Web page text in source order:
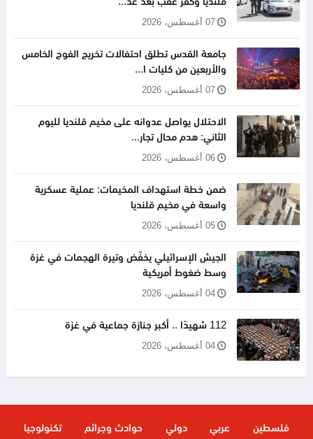
قلنديا وكفر عقب بعد عد...
07 أغسطس، 2026
جامعة القدس تطلق احتفالات تخريج الفوج الخامس
والأربعين من كليات ا...
07 أغسطس، 2026
الاحتلال يواصل عدوانه على مخيم قلنديا لليوم
الثاني: هدم محال تجار...
06 أغسطس، 2026
ضمن خطة استهداف المخيمات: عملية عسكرية
واسعة في مخيم قلنديا
05 أغسطس، 2026
الجيش الإسرائيلي يخفّض وتيرة الهجمات في غزة
وسط ضغوط أمريكية
04 أغسطس، 2026
112 شهيدًا .. أكبر جنازة جماعية في غزة
04 أغسطس، 2026
فلسطين عربي دولي حوادث وجرائم
تكنولوجيا